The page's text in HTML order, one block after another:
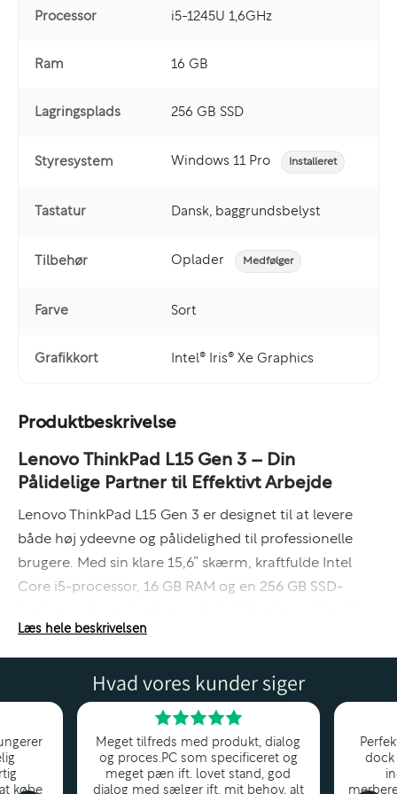
Produktbeskrivelse
Lenovo ThinkPad L15 Gen 3 – Din
Pålidelige Partner til Effektivt Arbejde
Lenovo ThinkPad L15 Gen 3 er designet til at levere
både høj ydeevne og pålidelighed til professionelle
brugere. Med sin klare 15,6” skærm, kraftfulde Intel
Core i5-processor, 16 GB RAM og en 256 GB SSD-
og forretningsbrug. ThinkPad L15 Gen 3 kombinerer
avanceret teknologi og robust holdbarhed i et stilfuldt
design, der imødekommer behovene hos den
moderne professionelle.
Visuel Oplevelse – 15,6” Skærm med Anti-
Læs hele beskrivelsen
Processor i5-1245U 1,6GHz
Ram 16 GB
Lagringsplads 256 GB SSD
Styresystem Windows 11 Pro Installeret
Tastatur Dansk, baggrundsbelyst
Tilbehør Oplader Medfølger
Farve Sort
Grafikkort Intel® Iris® Xe Graphics
Hvad vores kunder siger
købe
Meget tilfreds med produkt, dialog
og proces.PC som specificeret og
meget pæn ift. lovet stand, god
dialog med sælger ift. mit behov, alt
dock